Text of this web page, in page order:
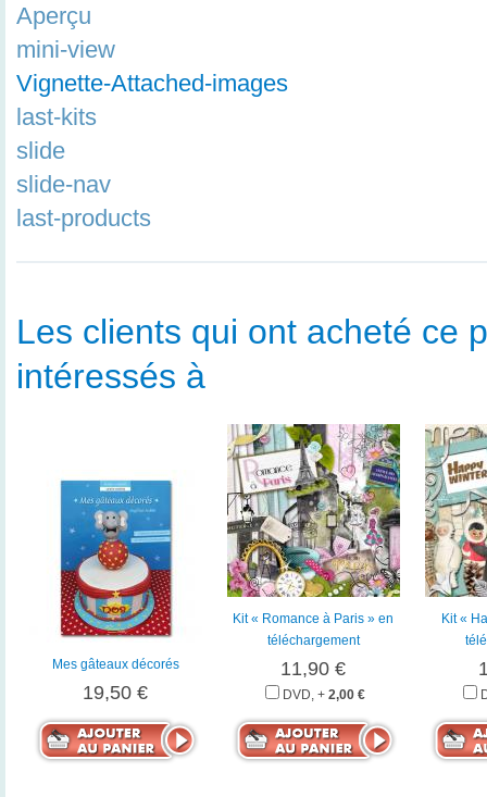
Aperçu
mini-view
Vignette-Attached-images
last-kits
slide
slide-nav
last-products
Les clients qui ont acheté ce
intéressés à
Mes gâteaux décorés
19,50 €
Kit « Romance à Paris » en
téléchargement
11,90 €
DVD, + 2,00 €
Kit «